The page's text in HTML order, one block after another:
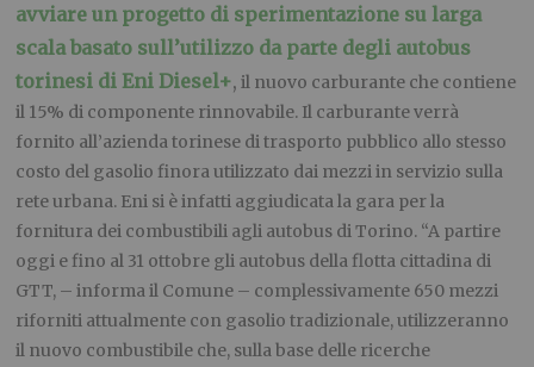
avviare un progetto di sperimentazione su larga
scala basato sull’utilizzo da parte degli autobus
torinesi di Eni Diesel+, il nuovo carburante che contiene
il 15% di componente rinnovabile. Il carburante verrà
fornito all’azienda torinese di trasporto pubblico allo stesso
costo del gasolio finora utilizzato dai mezzi in servizio sulla
rete urbana. Eni si è infatti aggiudicata la gara per la
fornitura dei combustibili agli autobus di Torino. “A partire
oggi e fino al 31 ottobre gli autobus della flotta cittadina di
GTT, – informa il Comune – complessivamente 650 mezzi
riforniti attualmente con gasolio tradizionale, utilizzeranno
il nuovo combustibile che, sulla base delle ricerche